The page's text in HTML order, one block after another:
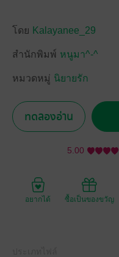
โดย Kalayanee_29
สำนักพิมพ์ หนูมา^-^
หมวดหมู่ นิยายรัก
ทดลองอ่าน
5.00
อยากได้ ซื้อเป็นของขวัญ